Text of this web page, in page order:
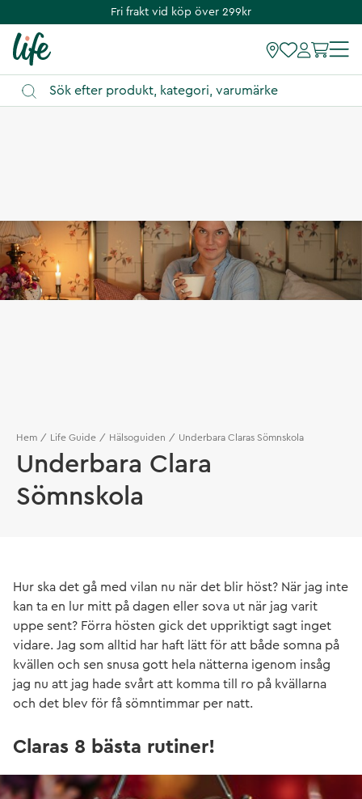
Fri frakt vid köp över 299kr
Hem Life Guide Hälsoguiden Underbara Claras Sömnskola
Underbara Clara
Sömnskola
Hur ska det gå med vilan nu när det blir höst? När jag inte
kan ta en lur mitt på dagen eller sova ut när jag varit
uppe sent? Förra hösten gick det uppriktigt sagt inget
vidare. Jag som alltid har haft lätt för att både somna på
kvällen och sen snusa gott hela nätterna igenom insåg
jag nu att jag hade svårt att komma till ro på kvällarna
och det blev för få sömntimmar per natt.
Claras 8 bästa rutiner!